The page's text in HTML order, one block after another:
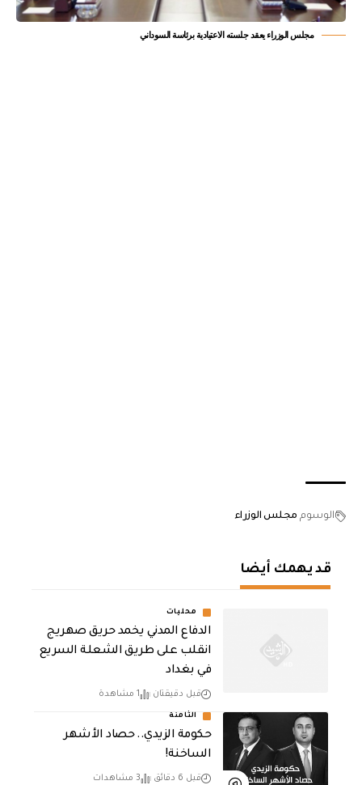
مجلس الوزراء يعقد جلسته الاعتيادية برئاسة السوداني
الوسوم مجلس الوزراء
قد يهمك أيضا
محليات
الدفاع المدني يخمد حريق صهريج
انقلب على طريق الشعلة السريع
في بغداد
قبل دقيقتان 1 مشاهدة
الثامنة
حكومة الزيدي.. حصاد الأشهر
الساخنة!
قبل 6 دقائق 3 مشاهدات